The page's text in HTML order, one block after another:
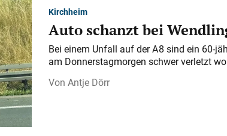
Kirchheim
Auto schanzt bei
Bei einem Unfall auf der A 8 sind ein 60-
am Donnerstagmorgen schwer verletzt
Antje Dörr